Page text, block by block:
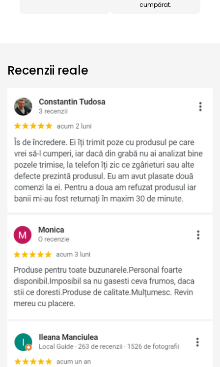
cumpărat.
Recenzii reale